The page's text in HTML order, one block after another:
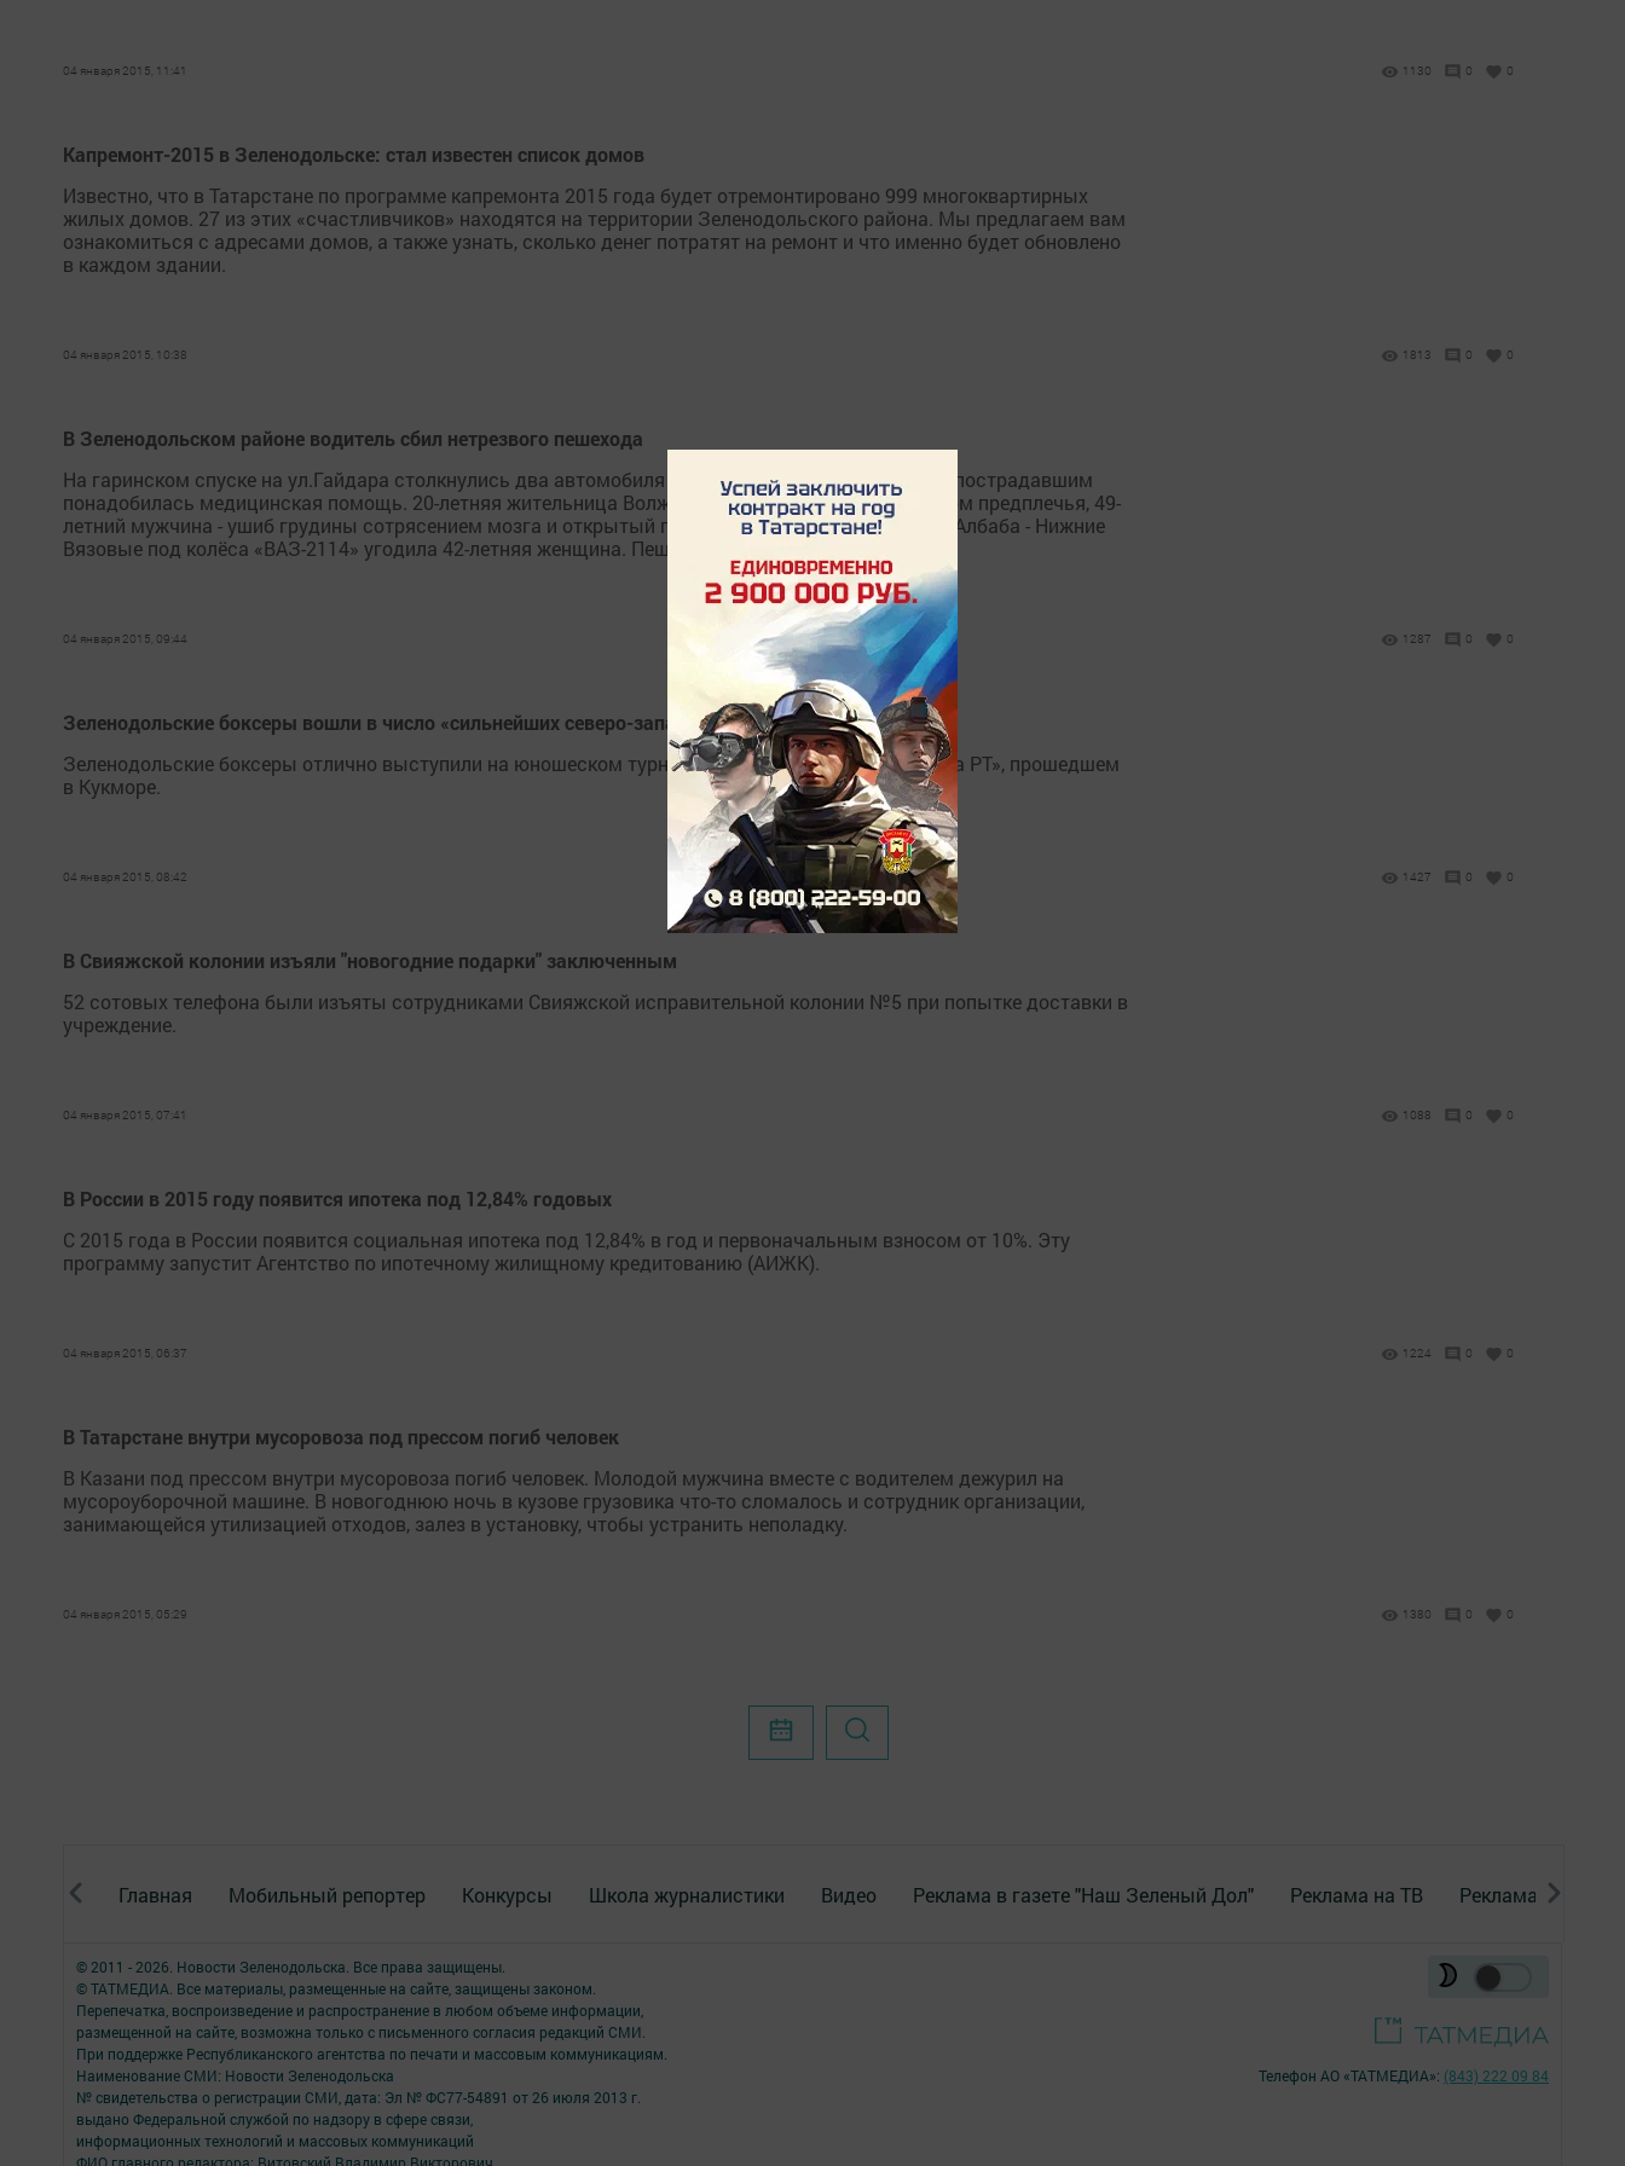
04 января 2015, 11:41 1130 0 0
Капремонт-2015 в Зеленодольске: стал известен список домов
Известно, что в Татарстане по программе капремонта 2015 года будет отремонтировано 999 многоквартирных
жилых домов. 27 из этих «счастливчиков» находятся на территории Зеленодольского района. Мы предлагаем вам
ознакомиться с адресами домов, а также узнать, сколько денег потратят на ремонт и что именно будет обновлено
в каждом здании.
04 января 2015, 10:38 1813 0 0
В Зеленодольском районе водитель сбил нетрезвого пешехода
На гаринском спуске на ул.Гайдара столкнулись два автомобиля «ВАЗ-2114» и «Тойота». Двоим пострадавшим
понадобилась медицинская помощь. 20-летняя жительница Волжска получила закрытый перелом предплечья, 49-
летний мужчина - ушиб грудины сотрясением мозга и открытый перелом колена. На автодороге Албаба - Нижние
Вязовые под колёса «ВАЗ-2114» угодила 42-летняя женщина. Пешеход находилась в состоянии...
04 января 2015, 09:44 1287 0 0
Зеленодольские боксеры вошли в число «сильнейших северо-запада РТ»
Зеленодольские боксеры отлично выступили на юношеском турнире «Сильнейшие северо-запада РТ», прошедшем
в Кукморе.
04 января 2015, 08:42 1427 0 0
В Свияжской колонии изъяли "новогодние подарки" заключенным
52 сотовых телефона были изъяты сотрудниками Свияжской исправительной колонии №5 при попытке доставки в
учреждение.
04 января 2015, 07:41 1088 0 0
В России в 2015 году появится ипотека под 12,84% годовых
С 2015 года в России появится социальная ипотека под 12,84% в год и первоначальным взносом от 10%. Эту
программу запустит Агентство по ипотечному жилищному кредитованию (АИЖК).
04 января 2015, 06:37 1224 0 0
В Татарстане внутри мусоровоза под прессом погиб человек
В Казани под прессом внутри мусоровоза погиб человек. Молодой мужчина вместе с водителем дежурил на
мусороуборочной машине. В новогоднюю ночь в кузове грузовика что-то сломалось и сотрудник организации,
занимающейся утилизацией отходов, залез в установку, чтобы устранить неполадку.
04 января 2015, 05:29 1380 0 0
Главная Мобильный репортер Конкурсы Школа журналистики Видео Реклама в газете "Наш Зеленый Дол" Реклама на ТВ Реклама в
© 2011 - 2026. Новости Зеленодольска. Все права защищены.
© ТАТМЕДИА. Все материалы, размещенные на сайте, защищены законом.
Перепечатка, воспроизведение и распространение в любом объеме информации,
размещенной на сайте, возможна только с письменного согласия редакций СМИ.
При поддержке Республиканского агентства по печати и массовым коммуникациям.
Наименование СМИ: Новости Зеленодольска
№ свидетельства о регистрации СМИ, дата: Эл № ФС77-54891 от 26 июля 2013 г.
выдано Федеральной службой по надзору в сфере связи,
информационных технологий и массовых коммуникаций
Телефон АО «ТАТМЕДИА»: (843) 222 09 84